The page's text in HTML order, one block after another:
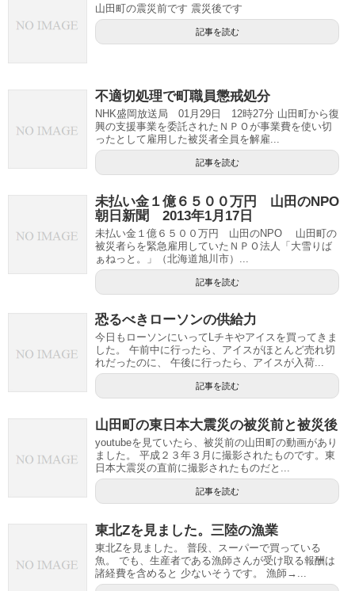
山田町の震災前です 震災後です
記事を読む
不適切処理で町職員懲戒処分
NHK盛岡放送局 01月29日 12時27分 山田町から復
興の支援事業を委託されたＮＰＯが事業費を使い切
ったとして雇用した被災者全員を解雇...
記事を読む
未払い金１億６５００万円 山田のNPO
朝日新聞 2013年1月17日
未払い金１億６５００万円 山田のNPO 山田町の
被災者らを緊急雇用していたＮＰＯ法人「大雪りば
ぁねっと。」（北海道旭川市）...
記事を読む
恐るべきローソンの供給力
今日もローソンにいってLチキやアイスを買ってきま
した。 午前中に行ったら、アイスがほとんど売れ切
れだったのに、 午後に行ったら、アイスが入荷...
記事を読む
山田町の東日本大震災の被災前と被災後
youtubeを見ていたら、被災前の山田町の動画があり
ました。 平成２３年３月に撮影されたものです。東
日本大震災の直前に撮影されたものだと...
記事を読む
東北Zを見ました。三陸の漁業
東北Zを見ました。 普段、スーパーで買っている
魚。 でも、生産者である漁師さんが受け取る報酬は
諸経費を含めると 少ないそうです。 漁師→...